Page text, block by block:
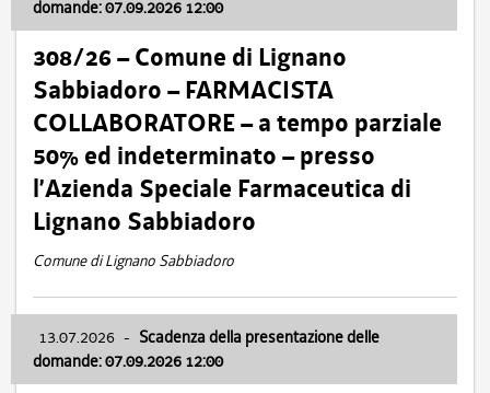
domande: 07.09.2026 12:00
308/26 – Comune di Lignano
Sabbiadoro – FARMACISTA
COLLABORATORE – a tempo parziale
50% ed indeterminato – presso
l’Azienda Speciale Farmaceutica di
Lignano Sabbiadoro
Comune di Lignano Sabbiadoro
13.07.2026 - Scadenza della presentazione delle
domande: 07.09.2026 12:00